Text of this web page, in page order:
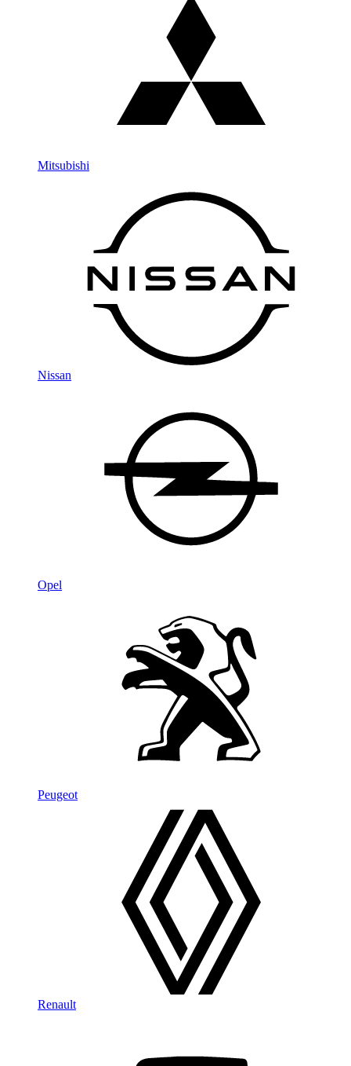
Mitsubishi
Nissan
Opel
Peugeot
Renault